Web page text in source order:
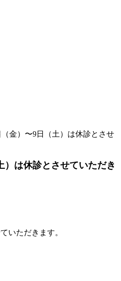
（金）〜9日（土）は休診とさせ
）は休診とさせていただき
いただきます。